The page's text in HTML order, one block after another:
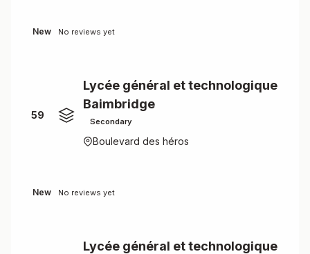
New No reviews yet
59
Lycée général et technologique
Baimbridge
Secondary
Boulevard des héros
New No reviews yet
Lycée général et technologique